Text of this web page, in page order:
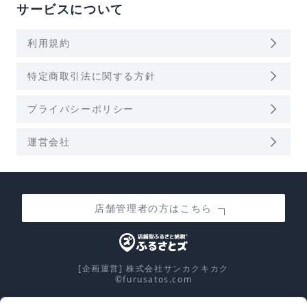
サービスについて
利用規約 arrow_forward_ios
特定商取引法に関する方針 arrow_forward_ios
プライバシーポリシー arrow_forward_ios
運営会社 arrow_forward_ios
店舗管理者の方はこちら
[企画運営] 株式会社サンカクキカク
©furusatos.com